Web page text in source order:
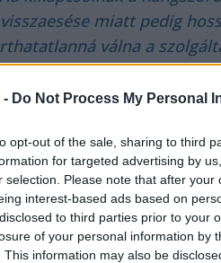
- Do Not Process My Personal
opt-out of the sale, sharing to third
for targeted advertising by
selection. Please note that after
interest-based ads based on
to third parties prior to your
of your personal information by
This information may also be
miatt pedig
válna a
konszenzus a
család és kisgyermek
a zene. Több
mert az ő
tejeskocsi,